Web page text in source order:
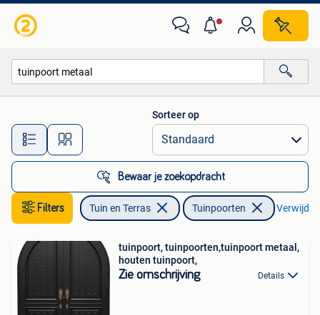
Alle afstanden…
Sorteer op
Bewaar je zoekopdracht
Filters Tuin en Terras Tuinpoorten
tuinpoort, tuinpoorten,tuinpoort metaal,
houten tuinpoort,
Zie omschrijving Details